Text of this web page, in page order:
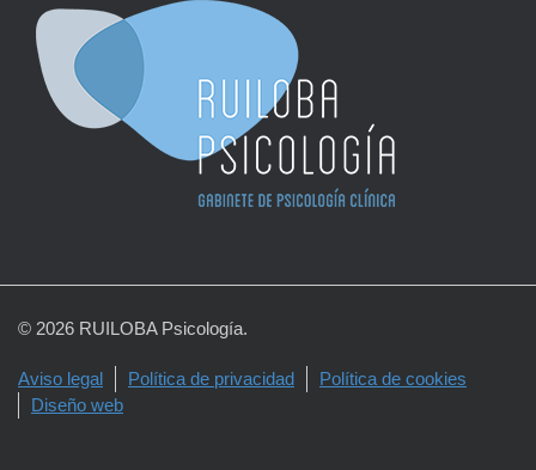
© 2026 RUILOBA Psicología.
Aviso legal Política de privacidad
Política de cookies
Diseño web